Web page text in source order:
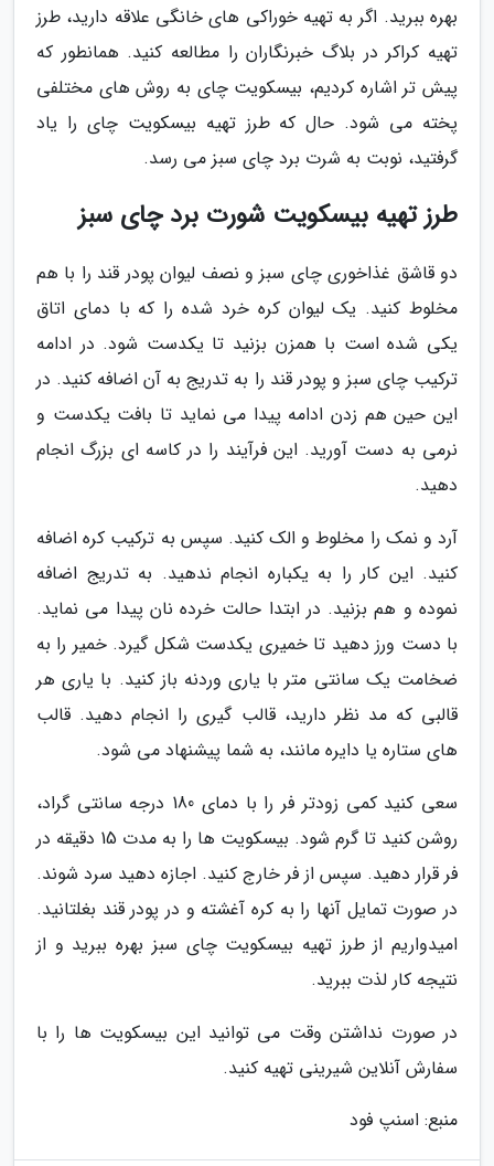
بهره ببرید. اگر به تهیه خوراکی های خانگی علاقه دارید، طرز
تهیه کراکر در بلاگ خبرنگاران را مطالعه کنید. همانطور که
پیش تر اشاره کردیم، بیسکویت چای به روش های مختلفی
پخته می شود. حال که طرز تهیه بیسکویت چای را یاد
گرفتید، نوبت به شرت برد چای سبز می رسد.
طرز تهیه بیسکویت شورت برد چای سبز
دو قاشق غذاخوری چای سبز و نصف لیوان پودر قند را با هم
مخلوط کنید. یک لیوان کره خرد شده را که با دمای اتاق
یکی شده است با همزن بزنید تا یکدست شود. در ادامه
ترکیب چای سبز و پودر قند را به تدریج به آن اضافه کنید. در
این حین هم زدن ادامه پیدا می نماید تا بافت یکدست و
نرمی به دست آورید. این فرآیند را در کاسه ای بزرگ انجام
دهید.
آرد و نمک را مخلوط و الک کنید. سپس به ترکیب کره اضافه
کنید. این کار را به یکباره انجام ندهید. به تدریج اضافه
نموده و هم بزنید. در ابتدا حالت خرده نان پیدا می نماید.
با دست ورز دهید تا خمیری یکدست شکل گیرد. خمیر را به
ضخامت یک سانتی متر با یاری وردنه باز کنید. با یاری هر
قالبی که مد نظر دارید، قالب گیری را انجام دهید. قالب
های ستاره یا دایره مانند، به شما پیشنهاد می شود.
سعی کنید کمی زودتر فر را با دمای 180 درجه سانتی گراد،
روشن کنید تا گرم شود. بیسکویت ها را به مدت 15 دقیقه در
فر قرار دهید. سپس از فر خارج کنید. اجازه دهید سرد شوند.
در صورت تمایل آنها را به کره آغشته و در پودر قند بغلتانید.
امیدواریم از طرز تهیه بیسکویت چای سبز بهره ببرید و از
نتیجه کار لذت ببرید.
در صورت نداشتن وقت می توانید این بیسکویت ها را با
سفارش آنلاین شیرینی تهیه کنید.
منبع: اسنپ فود